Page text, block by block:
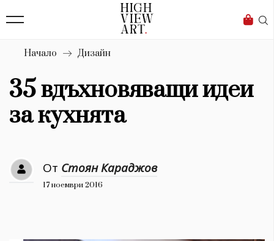
Бизнес
Мода
Dialogue
Изкуство
4338
Красота
777
Начало Дизайн
35 вдъхновяващи идеи
за кухнята
От Стоян Караджов
17 ноември 2016